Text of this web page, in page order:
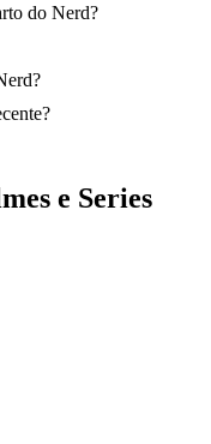
do Nerd?
e Series